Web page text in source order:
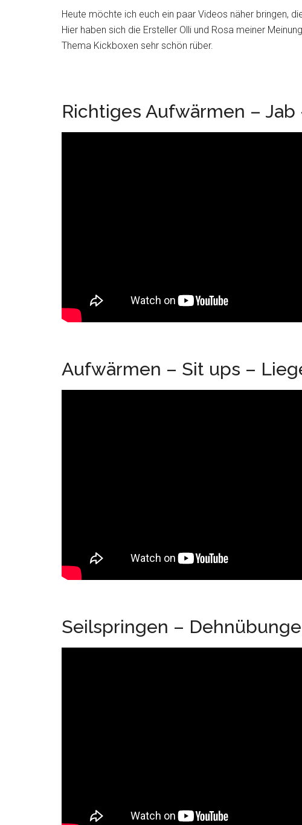
Heute möchte ich euch ein paar Videos näher bringen,
Hier haben sich die Ersteller Olli und Rosa meiner
Thema Kickboxen sehr schön rüber.
Richtiges Aufwärmen – Jab
Aufwärmen – Sit ups –
Seilspringen –